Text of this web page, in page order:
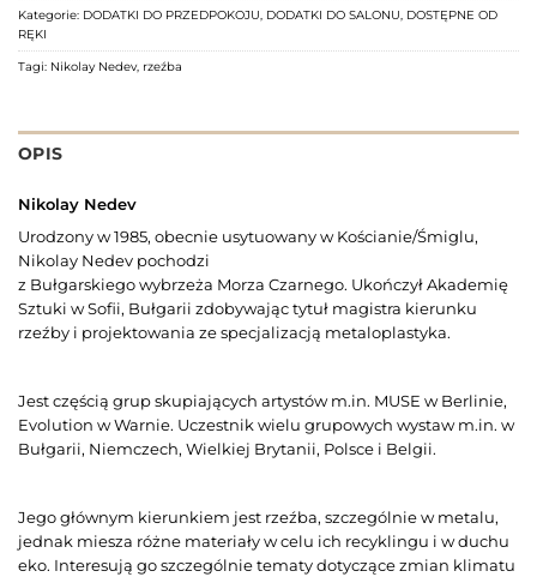
Kategorie: DODATKI DO PRZEDPOKOJU, DODATKI DO SALONU, DOSTĘPNE OD
RĘKI
Tagi: Nikolay Nedev, rzeźba
OPIS
Nikolay Nedev
Urodzony w 1985, obecnie usytuowany wKościanie/Śmiglu,
Nikolay Nedev pochodzi
z Bułgarskiego wybrzeża Morza Czarnego. Ukończył Akademię
Sztuki w Sofii, Bułgarii zdobywając tytuł magistra kierunku
rzeźby i projektowania ze specjalizacją metaloplastyka.
Jest częścią grup skupiających artystów m.in. MUSE w Berlinie,
Evolution w Warnie. Uczestnik wielu grupowych wystaw m.in. w
Bułgarii, Niemczech, Wielkiej Brytanii, Polsce i Belgii.
Jegogłównym kierunkiem jest rzeźba, szczególnie w metalu,
jednak miesza różne materiały w celu ich recyklingu i w duchu
eko. Interesują goszczególnie tematy dotyczące zmian klimatu